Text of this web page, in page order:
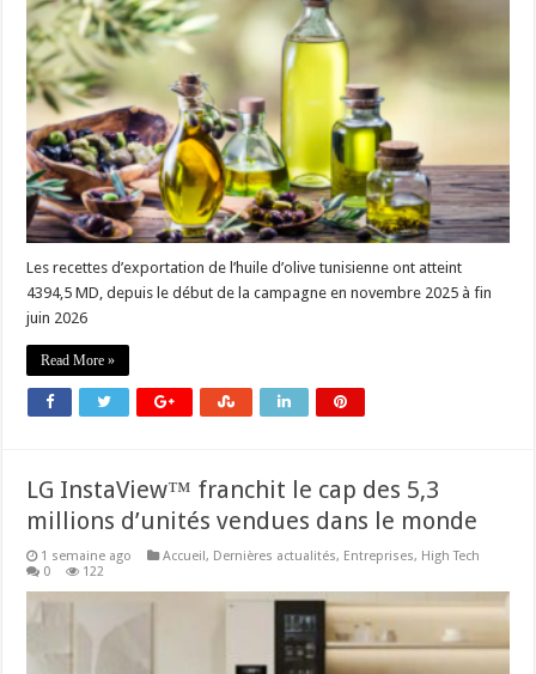
Les recettes d’exportation de l’huile d’olive tunisienne ont atteint
4394,5 MD, depuis le début de la campagne en novembre 2025 à fin
juin 2026
Read More »
LG InstaView™ franchit le cap des 5,3
millions d’unités vendues dans le monde
1 semaine ago Accueil, Dernières actualités, Entreprises, High Tech
0
122